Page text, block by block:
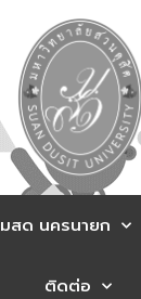
มสด นครนายก
ติดต่อ